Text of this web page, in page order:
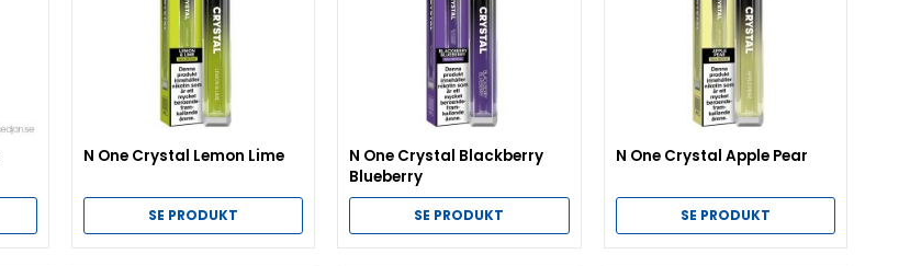
N One Crystal Lemon Lime
SE PRODUKT
N One Crystal Blackberry
Blueberry
SE PRODUKT
N One Crystal Apple Pear
SE PRODUKT